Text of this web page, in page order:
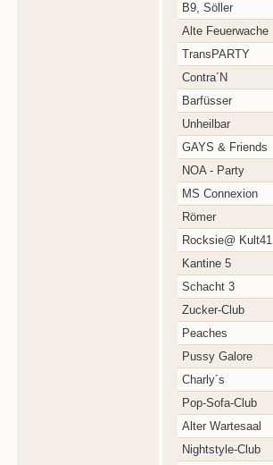
B9, Söller
Alte Feuerwache
TransPARTY
Contra´N
Barfüsser
Unheilbar
GAYS & Friends
NOA - Party
MS Connexion
Römer
Rocksie@ Kult41
Kantine 5
Schacht 3
Zucker-Club
Peaches
Pussy Galore
Charly´s
Pop-Sofa-Club
Alter Wartesaal
Nightstyle-Club